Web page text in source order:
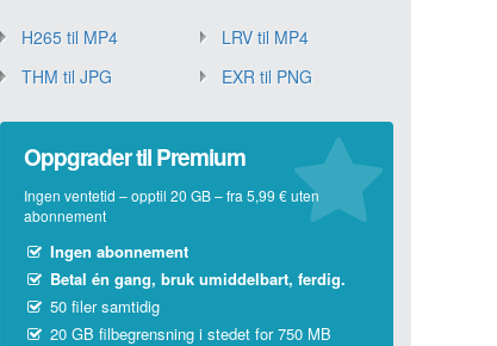
H265 til MP4
LRV til MP4
THM til JPG
EXR til PNG
Oppgrader til Premium
Ingen ventetid – opptil 20 GB – fra 5,99 € uten
abonnement
Ingen abonnement
Betal én gang, bruk umiddelbart, ferdig.
50 filer samtidig
20 GB filbegrensning i stedet for 750 MB